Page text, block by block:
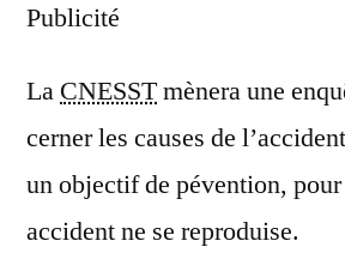
Publicité
La CNESSTmènera une
cerner les causes de
un objectif de pévention,
accident ne se reproduise.